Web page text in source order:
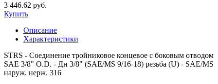
3 446.62 руб.
Купить
Описание
Характеристики
STRS - Соединение тройниковое концевое с боковым отводом
SAE 3/8" O.D. - Дн 3/8" (SAE/MS 9/16-18) резьба (U) - SAE/MS
наруж. нерж. 316